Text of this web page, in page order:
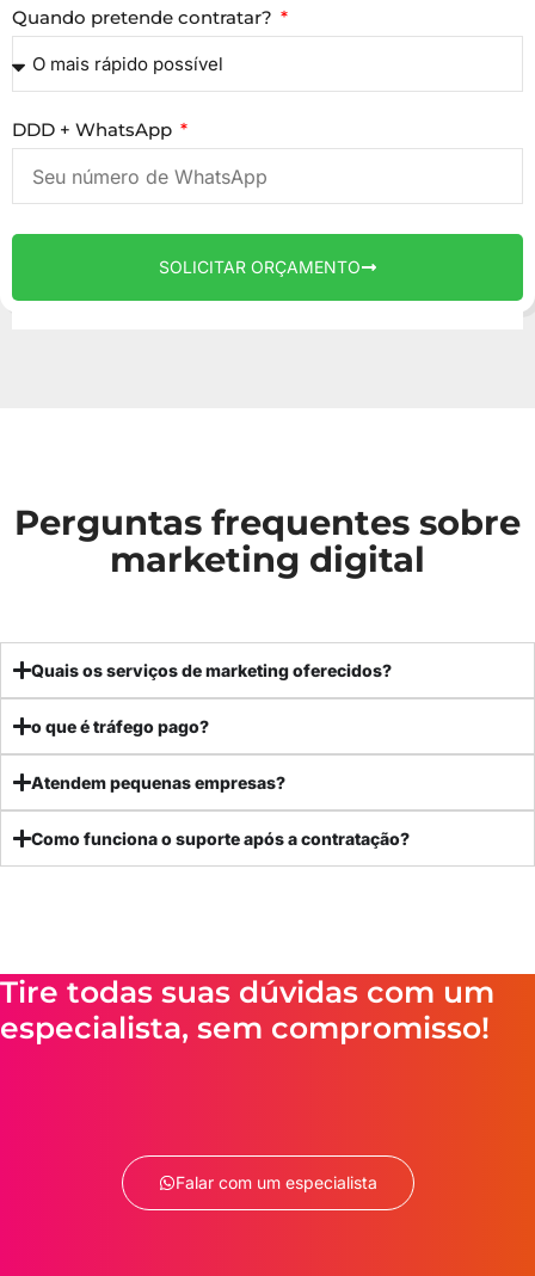
Quando pretende contratar?
DDD + WhatsApp
SOLICITAR ORÇAMENTO
Perguntas frequentes sobre
marketing digital
Quais os serviços de marketing oferecidos?
o que é tráfego pago?
Atendem pequenas empresas?
Como funciona o suporte após a contratação?
Tire todas suas dúvidas com um
especialista, sem compromisso!
Falar com um especialista